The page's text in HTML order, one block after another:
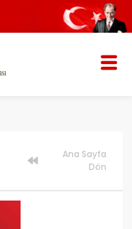
Ana Sayfa
Dön